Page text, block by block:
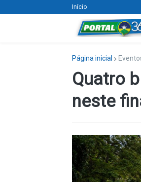
Início
Página inicial
Quatro
neste